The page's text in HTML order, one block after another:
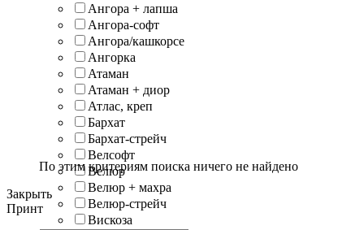
Ангора + лапша
Ангора-софт
Ангора/кашкорсе
Ангорка
Атаман
Атаман + диор
Атлас, креп
Бархат
Бархат-стрейч
Велсофт
Велюр
Велюр + махра
Велюр-стрейч
Вискоза
По этим критериям поиска ничего не найдено
Закрыть
Принт